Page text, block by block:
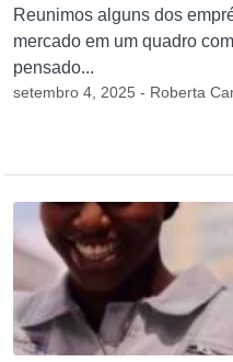
Reunimos alguns dos
mercado em um quadro
pensado...
setembro 4, 2025 - Roberta